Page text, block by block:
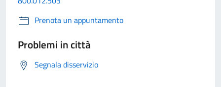
Prenota un appuntamento
Problemi in città
Segnala disservizio